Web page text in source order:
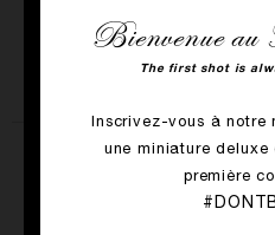
la livraison
PASSEZ UNE
Gravez
votre parfum
Bienvenue
The first shot is
Inscrivez-vous à notre
une miniature deluxe
première